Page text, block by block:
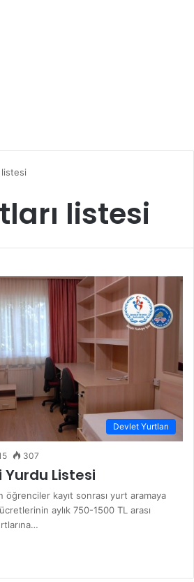
listesi
listesi
Devlet Yurtları
307
Yurdu Listesi
kayıt sonrası yurt aramaya
aylık 750-1500 TL arası